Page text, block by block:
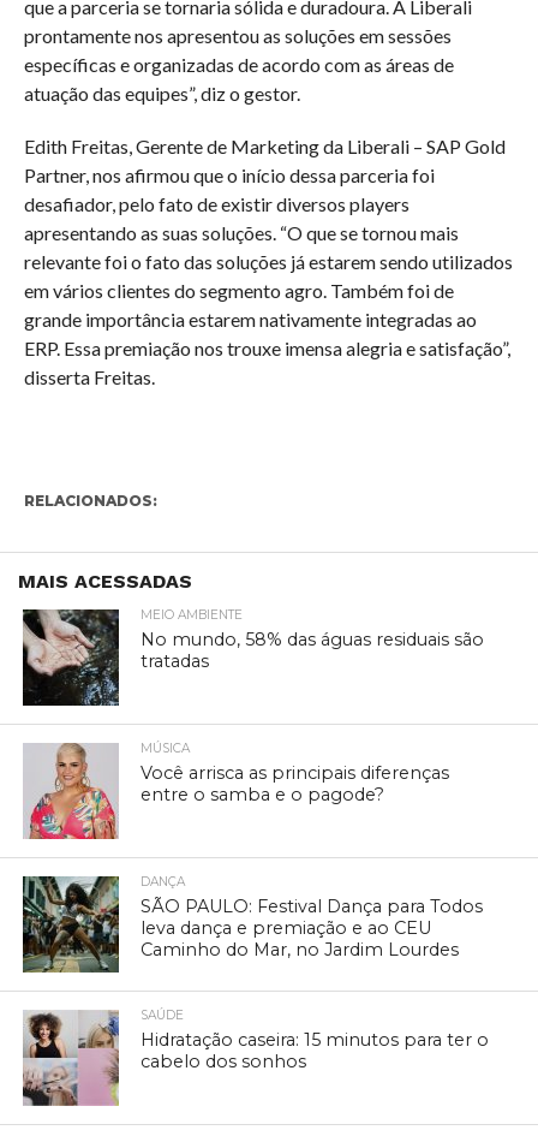
que a parceria se tornaria sólida e duradoura. A Liberali
prontamente nos apresentou as soluções em sessões
específicas e organizadas de acordo com as áreas de
atuação das equipes”, diz o gestor.
Edith Freitas, Gerente de Marketing da Liberali – SAP Gold
Partner, nos afirmou que o início dessa parceria foi
desafiador, pelo fato de existir diversos players
apresentando as suas soluções. “O que se tornou mais
relevante foi o fato das soluções já estarem sendo utilizados
em vários clientes do segmento agro. Também foi de
grande importância estarem nativamente integradas ao
ERP. Essa premiação nos trouxe imensa alegria e satisfação”,
disserta Freitas.
RELACIONADOS:
MAIS ACESSADAS
MEIO AMBIENTE
No mundo, 58% das águas residuais são
tratadas
MÚSICA
Você arrisca as principais diferenças
entre o samba e o pagode?
DANÇA
SÃO PAULO: Festival Dança para Todos
leva dança e premiação e ao CEU
Caminho do Mar, no Jardim Lourdes
SAÚDE
Hidratação caseira: 15 minutos para ter o
cabelo dos sonhos